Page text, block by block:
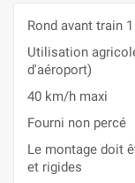
Rond avant train
Utilisation
d'aéroport)
40 km/h maxi
Fourni non percé
Le montage doit
et rigides